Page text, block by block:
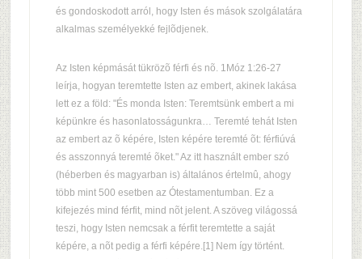
és gondoskodott arról, hogy Isten és mások szolgálatára
alkalmas személyekké fejlõdjenek.
Az Isten képmását tükrözõ férfi és nõ. 1Móz 1:26-27
leírja, hogyan teremtette Isten az embert, akinek lakása
lett ez a föld: "És monda Isten: Teremtsünk embert a mi
képünkre és hasonlatosságunkra… Teremté tehát Isten
az embert az õ képére, Isten képére teremté õt: férfiúvá
és asszonnyá teremté õket." Az itt használt ember szó
(héberben és magyarban is) általános értelmû, ahogy
több mint 500 esetben az Ótestamentumban. Ez a
kifejezés mind férfit, mind nõt jelent. A szöveg világossá
teszi, hogy Isten nemcsak a férfit teremtette a saját
képére, a nõt pedig a férfi képére.[1] Nem így történt.